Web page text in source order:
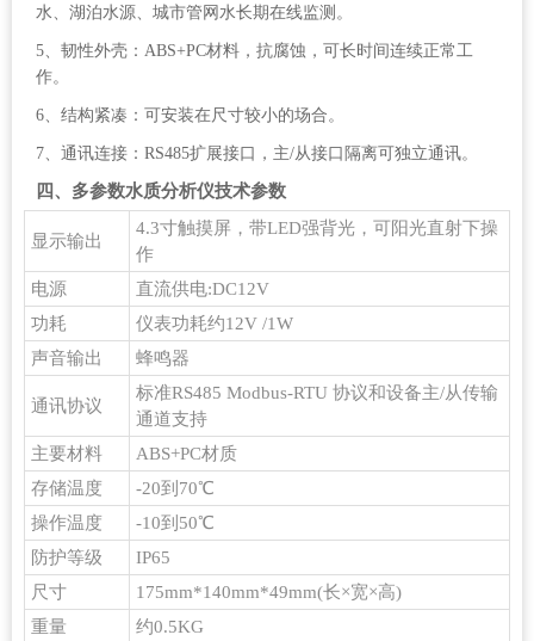
水、湖泊水源、城市管网水长期在线监测。
5、韧性外壳：ABS+PC材料，抗腐蚀，可长时间连续正常工
作。
6、结构紧凑：可安装在尺寸较小的场合。
7、通讯连接：RS485扩展接口，主/从接口隔离可独立通讯。
四、多参数水质分析仪技术参数
显示输出
4.3寸触摸屏，带LED强背光，可阳光直射下操
作
电源
直流供电:DC12V
功耗
仪表功耗约12V /1W
声音输出
蜂鸣器
通讯协议
标准RS485 Modbus-RTU 协议和设备主/从传输
通道支持
主要材料
ABS+PC材质
存储温度
-20到70℃
操作温度
-10到50℃
防护等级
IP65
尺寸
175mm*140mm*49mm(长×宽×高)
重量
约0.5KG